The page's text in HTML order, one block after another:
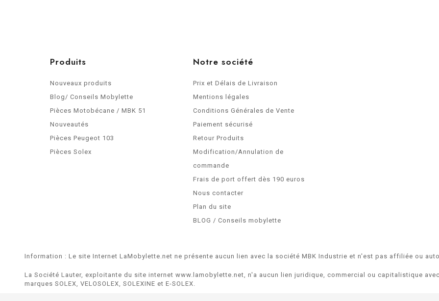
Produits
Nouveaux produits
Blog/ Conseils Mobylette
Pièces Motobécane / MBK 51
Nouveautés
Pièces Peugeot 103
Pièces Solex
Notre société
Prix et Délais de Livraison
Mentions légales
Conditions Générales de Vente
Paiement sécurisé
Retour Produits
Modification/Annulation de
commande
Frais de port offert dès 190 euros
Nous contacter
Plan du site
BLOG / Conseils mobylette
Information : Le site Internet LaMobylette.net ne présente aucun lien avec la société MBK Industrie et n'est pas affiliée ou
La Société Lauter, exploitante du site internet www.lamobylette.net, n'a aucun lien juridique, commercial ou capitalistique
marques SOLEX, VELOSOLEX, SOLEXINE et E-SOLEX.